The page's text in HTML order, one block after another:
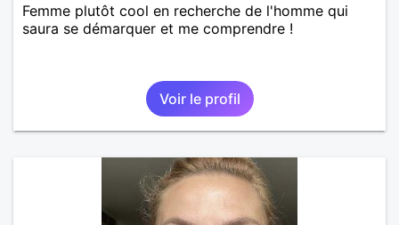
Femme plutôt cool en recherche de l'homme qui
saura se démarquer et me comprendre !
Voir le profil